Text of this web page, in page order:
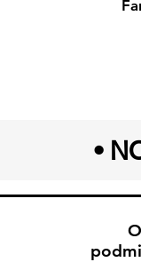
•